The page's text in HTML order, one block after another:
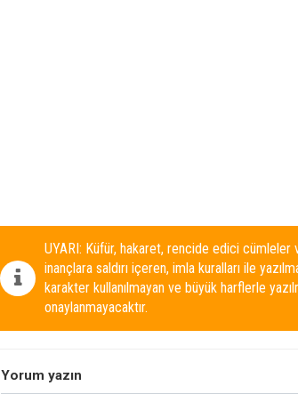
UYARI: Küfür, hakaret, rencide edici cümleler
inançlara saldırı içeren, imla kuralları ile
karakter kullanılmayan ve büyük harflerle
onaylanmayacaktır.
Yorum yazın